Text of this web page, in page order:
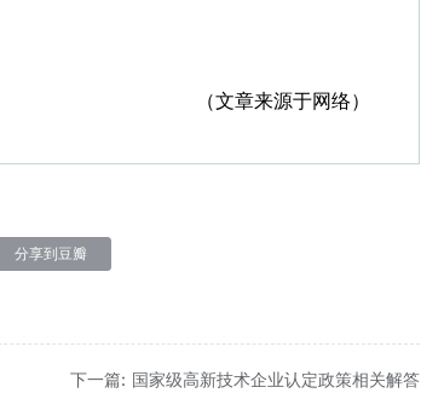
（文章来源于网络）
分享到豆瓣
下一篇: 国家级高新技术企业认定政策相关解答